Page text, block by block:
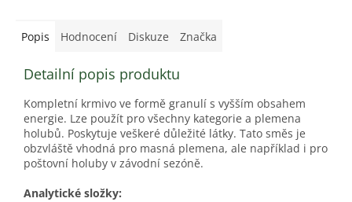
Popis Hodnocení Diskuze Značka
Detailní popis produktu
Kompletní krmivo ve formě granulí s vyšším obsahem
energie. Lze použít pro všechny kategorie a plemena
holubů. Poskytuje veškeré důležité látky. Tato směs je
obzvláště vhodná pro masná plemena, ale například i pro
poštovní holuby v závodní sezóně.
Analytické složky: